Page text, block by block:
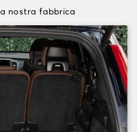
nostra fabbrica